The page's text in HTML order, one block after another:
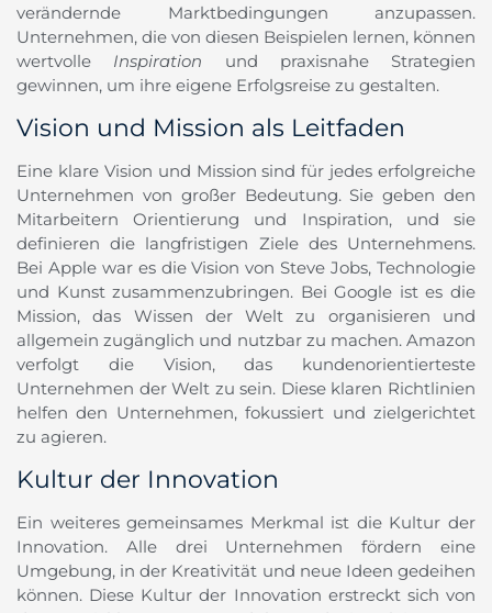
verändernde Marktbedingungen anzupassen.
Unternehmen, die von diesen Beispielen lernen, können
wertvolle Inspiration und praxisnahe Strategien
gewinnen, um ihre eigene Erfolgsreise zu gestalten.
Vision und Mission als Leitfaden
Eine klare Vision und Mission sind für jedes erfolgreiche
Unternehmen von großer Bedeutung. Sie geben den
Mitarbeitern Orientierung und Inspiration, und sie
definieren die langfristigen Ziele des Unternehmens.
Bei Apple war es die Vision von Steve Jobs, Technologie
und Kunst zusammenzubringen. Bei Google ist es die
Mission, das Wissen der Welt zu organisieren und
allgemein zugänglich und nutzbar zu machen. Amazon
verfolgt die Vision, das kundenorientierteste
Unternehmen der Welt zu sein. Diese klaren Richtlinien
helfen den Unternehmen, fokussiert und zielgerichtet
zu agieren.
Kultur der Innovation
Ein weiteres gemeinsames Merkmal ist die Kultur der
Innovation. Alle drei Unternehmen fördern eine
Umgebung, in der Kreativität und neue Ideen gedeihen
können. Diese Kultur der Innovation erstreckt sich von